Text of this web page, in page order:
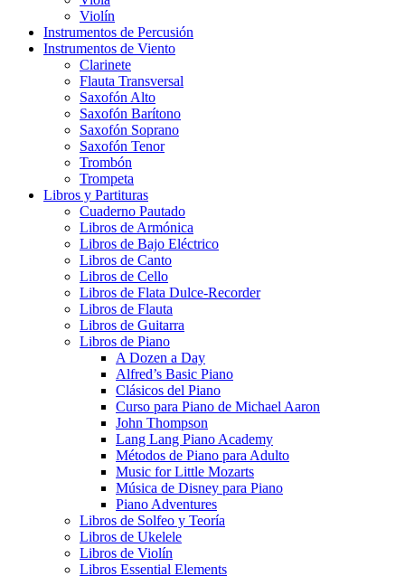
Violín
Instrumentos de Percusión
Instrumentos de Viento
Clarinete
Flauta Transversal
Saxofón Alto
Saxofón Barítono
Saxofón Soprano
Saxofón Tenor
Trombón
Trompeta
Libros y Partituras
Cuaderno Pautado
Libros de Armónica
Libros de Bajo Eléctrico
Libros de Canto
Libros de Cello
Libros de Flata Dulce-Recorder
Libros de Flauta
Libros de Guitarra
Libros de Piano
A Dozen a Day
Alfred’s Basic Piano
Clásicos del Piano
Curso para Piano de Michael Aaron
John Thompson
Lang Lang Piano Academy
Métodos de Piano para Adulto
Music for Little Mozarts
Música de Disney para Piano
Piano Adventures
Libros de Solfeo y Teoría
Libros de Ukelele
Libros de Violín
Libros Essential Elements